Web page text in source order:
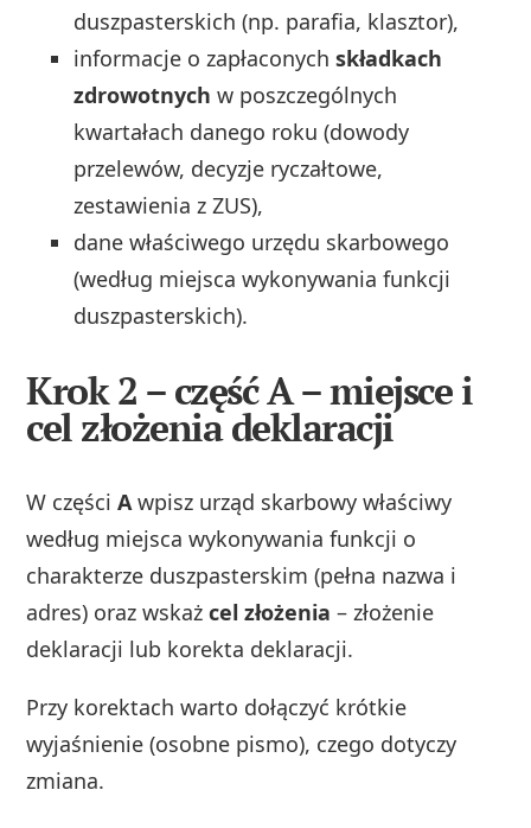
duszpasterskich (np. parafia, klasztor),
informacje o zapłaconychskładkach
zdrowotnych w poszczególnych
kwartałach danego roku (dowody
przelewów, decyzje ryczałtowe,
zestawienia z ZUS),
dane właściwego urzędu skarbowego
(według miejsca wykonywania funkcji
duszpasterskich).
Krok 2 – część A – miejsce i
cel złożenia deklaracji
W częściA wpisz urząd skarbowy właściwy
według miejsca wykonywania funkcji o
charakterze duszpasterskim (pełna nazwa i
adres) oraz wskażcel złożenia – złożenie
deklaracji lub korekta deklaracji.
Przy korektach warto dołączyć krótkie
wyjaśnienie (osobne pismo), czego dotyczy
zmiana.